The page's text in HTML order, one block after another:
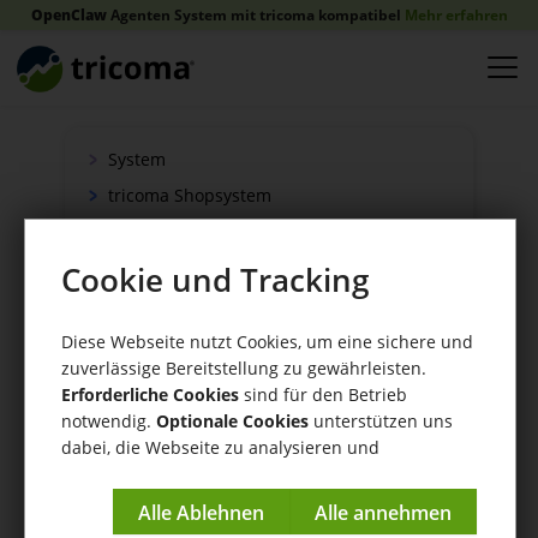
OpenClawAgenten System mit tricoma kompatibel Mehr erfahren
System
tricoma Shopsystem
Verkauf
Zahlung
Versand
WaWi/CRM
CRM Tools
Cookie und Tracking
Diese Webseite nutzt Cookies, um eine sichere und
zuverlässige Bereitstellung zu gewährleisten.
Erforderliche Cookies sind für den Betrieb
notwendig. Optionale Cookies unterstützen uns
dabei, die Webseite zu analysieren und
Impressum| Datenschutzerklärung